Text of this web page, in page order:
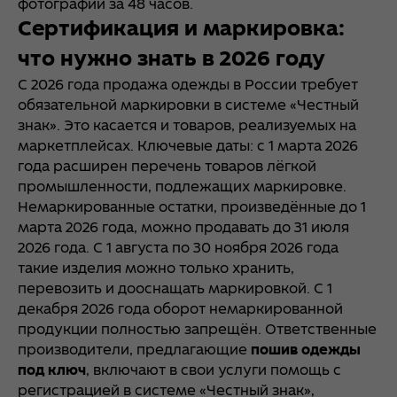
фотографии за 48 часов.
Сертификация и маркировка:
что нужно знать в 2026 году
С 2026 года продажа одежды в России требует
обязательной маркировки в системе «Честный
знак». Это касается и товаров, реализуемых на
маркетплейсах. Ключевые даты: с 1 марта 2026
года расширен перечень товаров лёгкой
промышленности, подлежащих маркировке.
Немаркированные остатки, произведённые до 1
марта 2026 года, можно продавать до 31 июля
2026 года. С 1 августа по 30 ноября 2026 года
такие изделия можно только хранить,
перевозить и дооснащать маркировкой. С 1
декабря 2026 года оборот немаркированной
продукции полностью запрещён. Ответственные
производители, предлагающие пошив одежды
под ключ, включают в свои услуги помощь с
регистрацией в системе «Честный знак»,